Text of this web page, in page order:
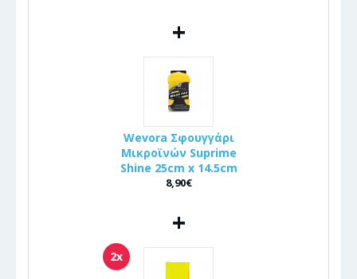
+
Wevora Σφουγγάρι
Μικροϊνών Suprime
Shine 25cm x 14.5cm
8,90€
+
2x